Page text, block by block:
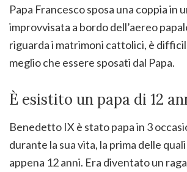
Papa Francesco sposa una coppia in
improvvisata a bordo dell’aereo
riguarda i matrimoni cattolici, è
meglio che essere sposati dal Papa.
È esistito un papa di 12
Benedetto IX è stato papa in 3
durante la sua vita, la prima delle
appena 12 anni. Era diventato un